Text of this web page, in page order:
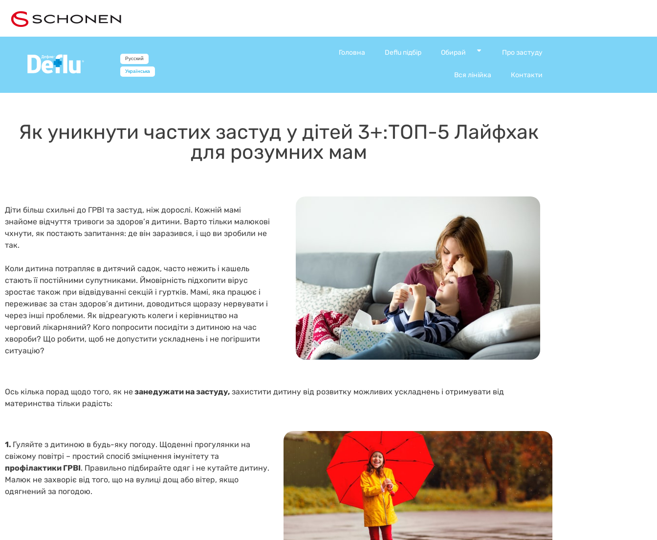
Русский
Українська
Головна Deflu підбір Обирай Про застуду
Вся лінійка Контакти
Як уникнути частих застуд у дітей 3+:ТОП-5 Лайфхак
для розумних мам
Діти більш схильні до ГРВІ та застуд, ніж дорослі. Кожній мамі
знайоме відчуття тривоги за здоров’я дитини. Варто тільки малюкові
чхнути, як постають запитання: де він заразився, і що ви зробили не
так.
Коли дитина потрапляє в дитячий садок, часто нежить і кашель
стають її постійними супутниками. Ймовірність підхопити вірус
зростає також при відвідуванні секцій і гуртків. Мамі, яка працює і
переживає за стан здоров’я дитини, доводиться щоразу нервувати і
через інші проблеми. Як відреагують колеги і керівництво на
черговий лікарняний? Кого попросити посидіти з дитиною на час
хвороби? Що робити, щоб не допустити ускладнень і не погіршити
ситуацію?
Ось кілька порад щодо того, як незанедужати на застуду, захистити дитину від розвитку можливих ускладнень і отримувати від
материнства тільки радість:
1. Гуляйте з дитиною в будь-яку погоду. Щоденні прогулянки на
свіжому повітрі – простий спосіб зміцнення імунітету та
профілактики ГРВІ. Правильно підбирайте одяг і не кутайте дитину.
Малюк не захворіє від того, що на вулиці дощ або вітер, якщо
одягнений за погодою.